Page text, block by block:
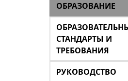
ОБРАЗОВАНИЕ
СТАНДАРТЫ И
ТРЕБОВАНИЯ
РУКОВОДСТВО